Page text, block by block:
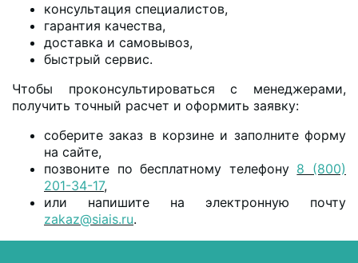
консультация специалистов,
гарантия качества,
доставка и самовывоз,
быстрый сервис.
Чтобы проконсультироваться с менеджерами,
получить точный расчет и оформить заявку:
соберите заказ в корзине и заполните форму
на сайте,
позвоните по бесплатному телефону 8 (800)
201-34-17,
или напишите на электронную почту
zakaz@siais.ru.